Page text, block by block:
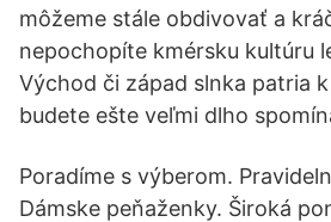
môžeme stále obdivovať a
nepochopíte kmérsku kultúru
Východ či západ slnka patria
budete ešte veľmi dlho
Poradíme s výberom.
Dámske peňaženky. Široká